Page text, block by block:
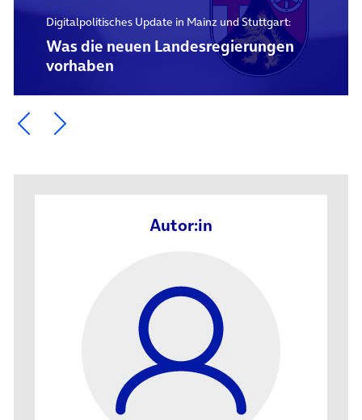
Digitalpolitisches Update in Mainz und Stuttgart:
Was die neuen Landesregierungen
vorhaben
Ein Element zurück blättern
Ein Element weiter blättern
Autor:in